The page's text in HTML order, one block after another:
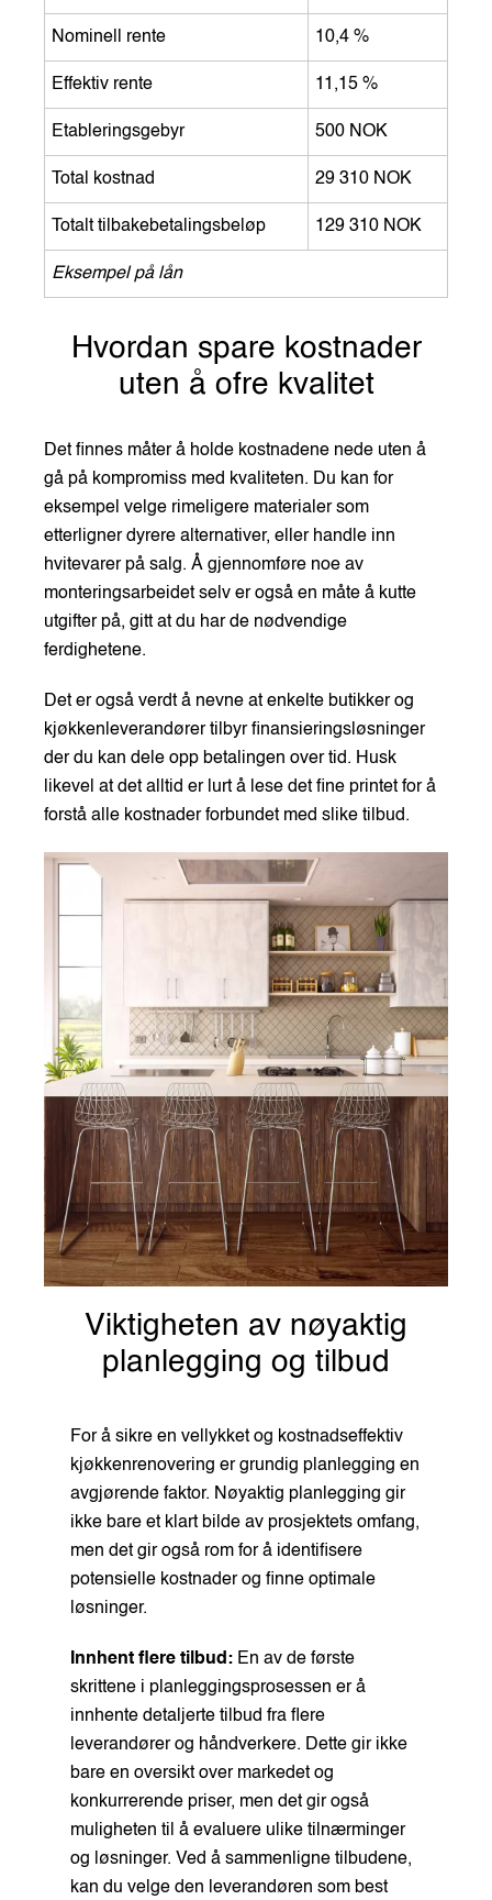
Nominell rente 10,4 %
Effektiv rente 11,15 %
Etableringsgebyr 500 NOK
Total kostnad 29 310 NOK
Totalt tilbakebetalingsbeløp 129 310 NOK
Eksempel på lån
Hvordan spare kostnader
uten å ofre kvalitet
Det finnes måter å holde kostnadene nede uten å
gå på kompromiss med kvaliteten. Du kan for
eksempel velge rimeligere materialer som
etterligner dyrere alternativer, eller handle inn
hvitevarer på salg. Å gjennomføre noe av
monteringsarbeidet selv er også en måte å kutte
utgifter på, gitt at du har de nødvendige
ferdighetene.
Det er også verdt å nevne at enkelte butikker og
kjøkkenleverandører tilbyr finansieringsløsninger
der du kan dele opp betalingen over tid. Husk
likevel at det alltid er lurt å lese det fine printet for å
forstå alle kostnader forbundet med slike tilbud.
Viktigheten av nøyaktig
planlegging og tilbud
For å sikre en vellykket og kostnadseffektiv
kjøkkenrenovering er grundig planlegging en
avgjørende faktor. Nøyaktig planlegging gir
ikke bare et klart bilde av prosjektets omfang,
men det gir også rom for å identifisere
potensielle kostnader og finne optimale
løsninger.
Innhent flere tilbud: En av de første
skrittene i planleggingsprosessen er å
innhente detaljerte tilbud fra flere
leverandører og håndverkere. Dette gir ikke
bare en oversikt over markedet og
konkurrerende priser, men det gir også
muligheten til å evaluere ulike tilnærminger
og løsninger. Ved å sammenligne tilbudene,
kan du velge den leverandøren som best